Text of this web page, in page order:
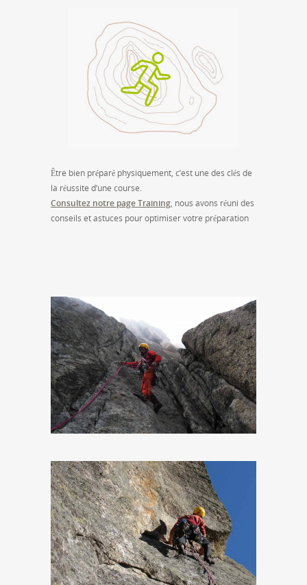
Être bien préparé physiquement, c’est une des clés de
la réussite d’une course.
Consultez notre page Training, nous avons réuni des
conseils et astuces pour optimiser votre préparation